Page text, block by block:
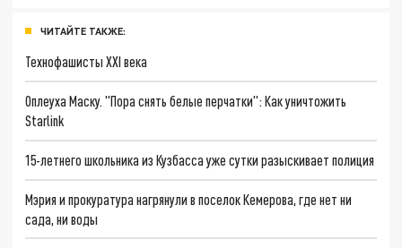
ЧИТАЙТЕ ТАКЖЕ:
Технофашисты XXI века
Оплеуха Маску. "Пора снять белые перчатки": Как уничтожить
Starlink
15-летнего школьника из Кузбасса уже сутки разыскивает полиция
Мэрия и прокуратура нагрянули в поселок Кемерова, где нет ни
сада, ни воды